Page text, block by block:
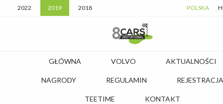
2022 2019 2018 POLSKA
GŁÓWNA VOLVO AKTUALNOŚCI
NAGRODY REGULAMIN REJESTRACJA
TEETIME KONTAKT